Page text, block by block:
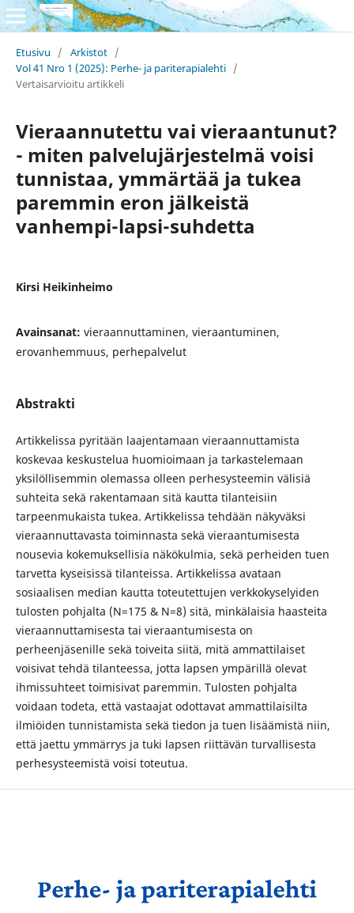
Etusivu / Arkistot /
Vol 41 Nro 1 (2025): Perhe- ja pariterapialehti /
Vertaisarvioitu artikkeli
Vieraannutettu vai vieraantunut?
- miten palvelujärjestelmä voisi
tunnistaa, ymmärtää ja tukea
paremmin eron jälkeistä
vanhempi-lapsi-suhdetta
Kirsi Heikinheimo
Avainsanat: vieraannuttaminen, vieraantuminen,
erovanhemmuus, perhepalvelut
Abstrakti
Artikkelissa pyritään laajentamaan vieraannuttamista
koskevaa keskustelua huomioimaan ja tarkastelemaan
yksilöllisemmin olemassa olleen perhesysteemin välisiä
suhteita sekä rakentamaan sitä kautta tilanteisiin
tarpeenmukaista tukea. Artikkelissa tehdään näkyväksi
vieraannuttavasta toiminnasta sekä vieraantumisesta
nousevia kokemuksellisia näkökulmia, sekä perheiden tuen
tarvetta kyseisissä tilanteissa. Artikkelissa avataan
sosiaalisen median kautta toteutettujen verkkokyselyiden
tulosten pohjalta (N=175 & N=8) sitä, minkälaisia haasteita
vieraannuttamisesta tai vieraantumisesta on
perheenjäsenille sekä toiveita siitä, mitä ammattilaiset
voisivat tehdä tilanteessa, jotta lapsen ympärillä olevat
ihmissuhteet toimisivat paremmin. Tulosten pohjalta
voidaan todeta, että vastaajat odottavat ammattilaisilta
ilmiöiden tunnistamista sekä tiedon ja tuen lisäämistä niin,
että jaettu ymmärrys ja tuki lapsen riittävän turvallisesta
perhesysteemistä voisi toteutua.